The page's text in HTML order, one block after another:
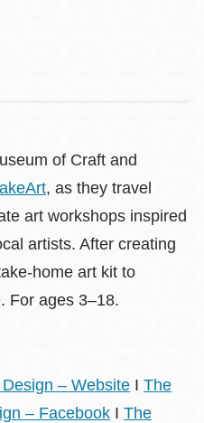
of Craft and
, as they travel
art workshops inspired
artists. After creating
home art kit to
For ages 3–18.
– Website I The
– Facebook I The